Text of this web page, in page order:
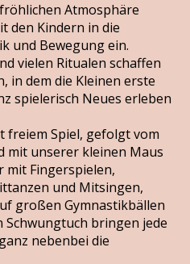
Atmosphäre
den Kindern in die
und Bewegung ein.
vielen Ritualen schaffen
in dem die Kleinen erste
spielerisch Neues erleben
freiem Spiel, gefolgt vom
mit unserer kleinen Maus
mit Fingerspielen,
und Mitsingen,
großen Gymnastikbällen
Schwungtuch bringen jede
nebenbei die